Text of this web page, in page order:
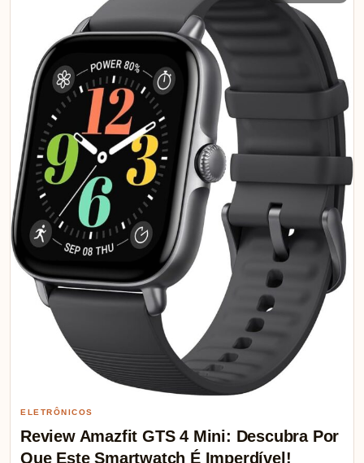
ELETRÔNICOS
Review UGREEN Fones de Ouvido Sem
Fio: descubra a experiência sonora que
encanta!
TOP DE LINHA UGREEN Fones de Ouvido Sem Fio com Diadema,
Fones de Ouvido Bluetooth 5.4 com Cancelamento de Ruído…
Mariana Souza
05/03/2026
💬 0
⏱ 8 min de leitura